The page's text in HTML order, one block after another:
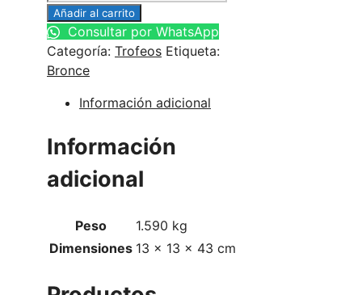
Añadir al carrito
Consultar por WhatsApp
Categoría: Trofeos Etiqueta:
Bronce
Información adicional
Información
adicional
Peso
1.590 kg
Dimensiones 13 × 13 × 43 cm